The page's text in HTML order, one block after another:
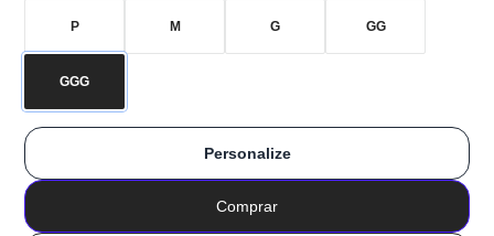
P M G GG
GGG
Personalize
Comprar